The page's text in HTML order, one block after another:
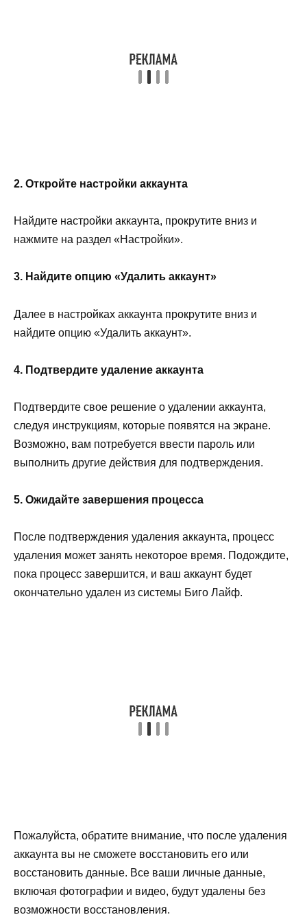
2. Откройте настройки аккаунта
Найдите настройки аккаунта, прокрутите вниз и
нажмите на раздел «Настройки».
3. Найдите опцию «Удалить аккаунт»
Далее в настройках аккаунта прокрутите вниз и
найдите опцию «Удалить аккаунт».
4. Подтвердите удаление аккаунта
Подтвердите свое решение о удалении аккаунта,
следуя инструкциям, которые появятся на экране.
Возможно, вам потребуется ввести пароль или
выполнить другие действия для подтверждения.
5. Ожидайте завершения процесса
После подтверждения удаления аккаунта, процесс
удаления может занять некоторое время. Подождите,
пока процесс завершится, и ваш аккаунт будет
окончательно удален из системы Биго Лайф.
Пожалуйста, обратите внимание, что после удаления
аккаунта вы не сможете восстановить его или
восстановить данные. Все ваши личные данные,
включая фотографии и видео, будут удалены без
возможности восстановления.